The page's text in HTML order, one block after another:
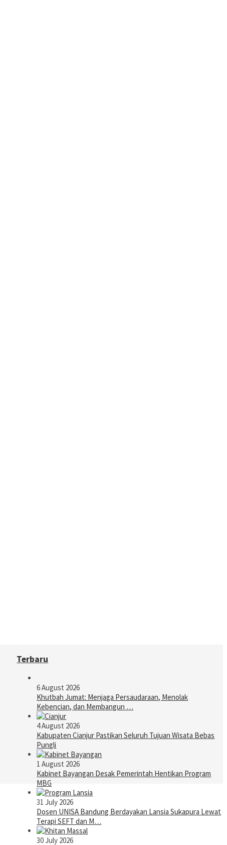
Terbaru
6 August 2026
Khutbah Jumat: Menjaga Persaudaraan, Menolak
Kebencian, dan Membangun …
4 August 2026
Kabupaten Cianjur Pastikan Seluruh Tujuan Wisata Bebas
Pungli
1 August 2026
Kabinet Bayangan Desak Pemerintah Hentikan Program
MBG
31 July 2026
Dosen UNISA Bandung Berdayakan Lansia Sukapura Lewat
Terapi SEFT dan M…
30 July 2026